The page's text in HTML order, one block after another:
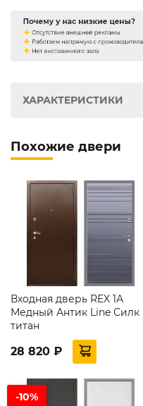
ХАРАКТЕРИСТИКИ
Похожие двери
Входная дверь REX 1А
Медный Антик Line Силк
титан
28 820 ₽
-10%